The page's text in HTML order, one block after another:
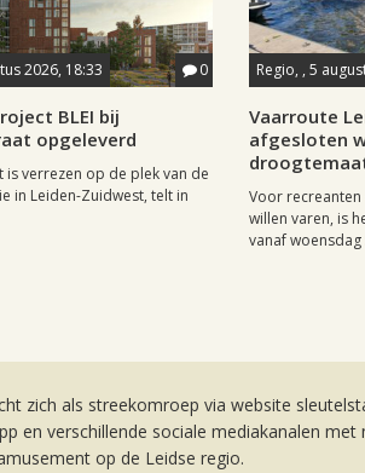
2026, 18:33 0
BLEI bij
opgeleverd
is verrezen op de plek van de
in Leiden-Zuidwest, telt in
Regio, , 5
Vaarroute
afgesloten
Voor recreanten
willen varen, is
vanaf woensdag
zich als streekomroep via website
en verschillende sociale mediakanalen met
op de Leidse regio.